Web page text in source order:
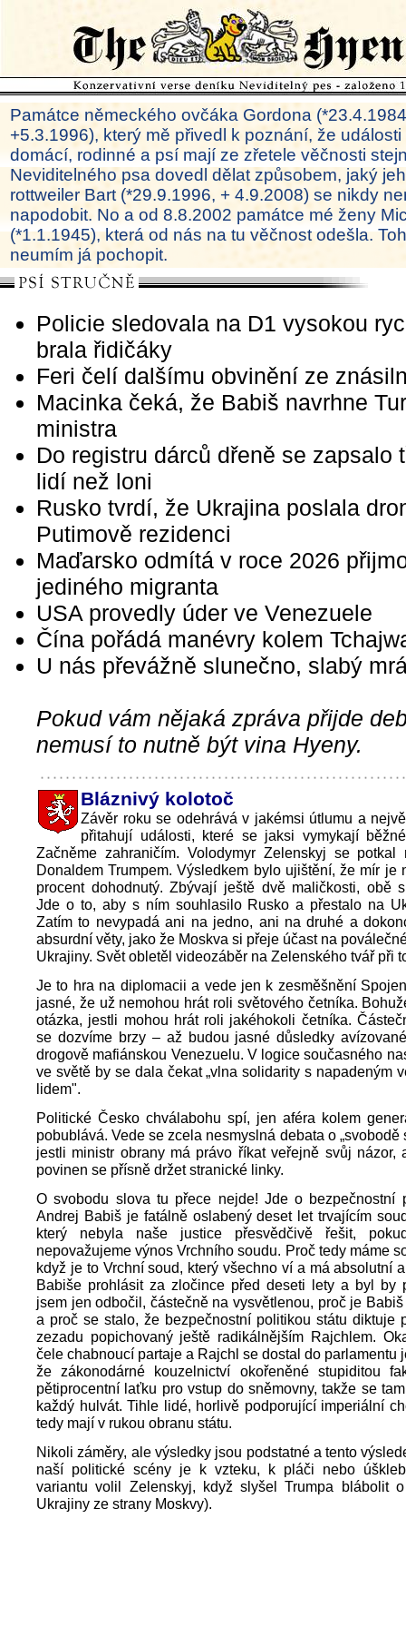
Památce německého ovčáka Gordona
+5.3.1996), který mě přivedl k poznání, že
domácí, rodinné a psí mají ze zřetele věčnosti
Neviditelného psa dovedl dělat způsobem, jaký
rottweiler Bart (*29.9.1996, + 4.9.2008) se nikdy
napodobit. No a od 8.8.2002 památce mé ženy
(*1.1.1945), která od nás na tu věčnost odešla.
neumím já pochopit.
Policie sledovala na D1 vysokou
brala řidičáky
Feri čelí dalšímu obvinění ze
Macinka čeká, že Babiš navrhne
ministra
Do registru dárců dřeně se zapsalo
lidí než loni
Rusko tvrdí, že Ukrajina poslala
Putimově rezidenci
Maďarsko odmítá v roce 2026
jediného migranta
USA provedly úder ve Venezuele
Čína pořádá manévry kolem
U nás převážně slunečno, slabý
Pokud vám nějaká zpráva přijde
nemusí to nutně být vina Hyeny.
Bláznivý kolotoč
Závěr roku se odehrává v jakémsi útlumu a
přitahují události, které se jaksi vymykají
Začněme zahraničím. Volodymyr Zelenskyj se
Donaldem Trumpem. Výsledkem bylo ujištění, že mír je
procent dohodnutý. Zbývají ještě dvě maličkosti, obě
Jde o to, aby s ním souhlasilo Rusko a přestalo na
Zatím to nevypadá ani na jedno, ani na druhé a
absurdní věty, jako že Moskva si přeje účast na
Ukrajiny. Svět obletěl videozáběr na Zelenského tvář při
Je to hra na diplomacii a vede jen k zesměšnění
jasné, že už nemohou hrát roli světového četníka.
otázka, jestli mohou hrát roli jakéhokoli četníka.
se dozvíme brzy – až budou jasné důsledky
drogově mafiánskou Venezuelu. V logice současného
ve světě by se dala čekat „vlna solidarity s napadeným
lidem".
Politické Česko chválabohu spí, jen aféra kolem
pobublává. Vede se zcela nesmyslná debata o „svobodě
jestli ministr obrany má právo říkat veřejně svůj názor,
povinen se přísně držet stranické linky.
O svobodu slova tu přece nejde! Jde o bezpečnostní
Andrej Babiš je fatálně oslabený deset let trvajícím
který nebyla naše justice přesvědčivě řešit,
nepovažujeme výnos Vrchního soudu. Proč tedy máme
když je to Vrchní soud, který všechno ví a má absolutní
Babiše prohlásit za zločince před deseti lety a byl by
jsem jen odbočil, částečně na vysvětlenou, proč je
a proč se stalo, že bezpečnostní politikou státu diktuje
zezadu popichovaný ještě radikálnějším Rajchlem.
čele chabnoucí partaje a Rajchl se dostal do parlamentu
že zákonodárné kouzelnictví okořeněné stupiditou
pětiprocentní laťku pro vstup do sněmovny, takže se
každý hulvát. Tihle lidé, horlivě podporující imperiální
tedy mají v rukou obranu státu.
Nikoli záměry, ale výsledky jsou podstatné a tento
naší politické scény je k vzteku, k pláči nebo
variantu volil Zelenskyj, když slyšel Trumpa blábolit o
Ukrajiny ze strany Moskvy).